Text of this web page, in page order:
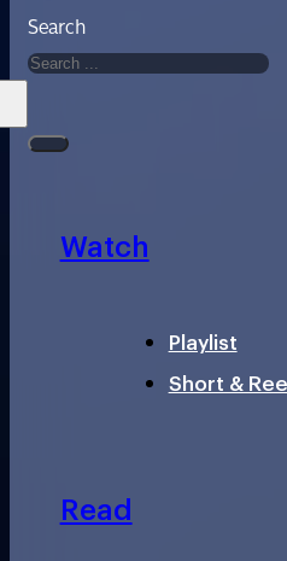
Search
Watch
Playlist
Short &
Read